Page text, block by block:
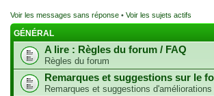
Voir les messages sans réponse • Voir les sujets actifs
GÉNÉRAL
A lire : Règles du forum / FAQ
Règles du forum
Remarques et suggestions sur le
Remarques et suggestions d'améliorations